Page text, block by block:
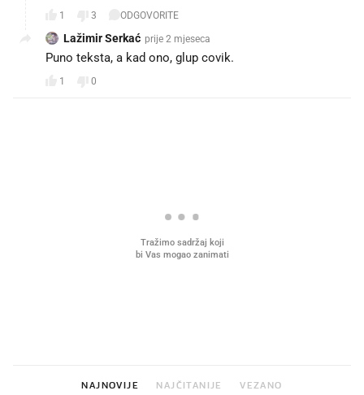
1 3 ODGOVORITE
Lažimir Serkać prije 2 mjeseca
Puno teksta, a kad ono, glup covik.
1 0
NAJNOVIJE NAJČITANIJE VEZANO